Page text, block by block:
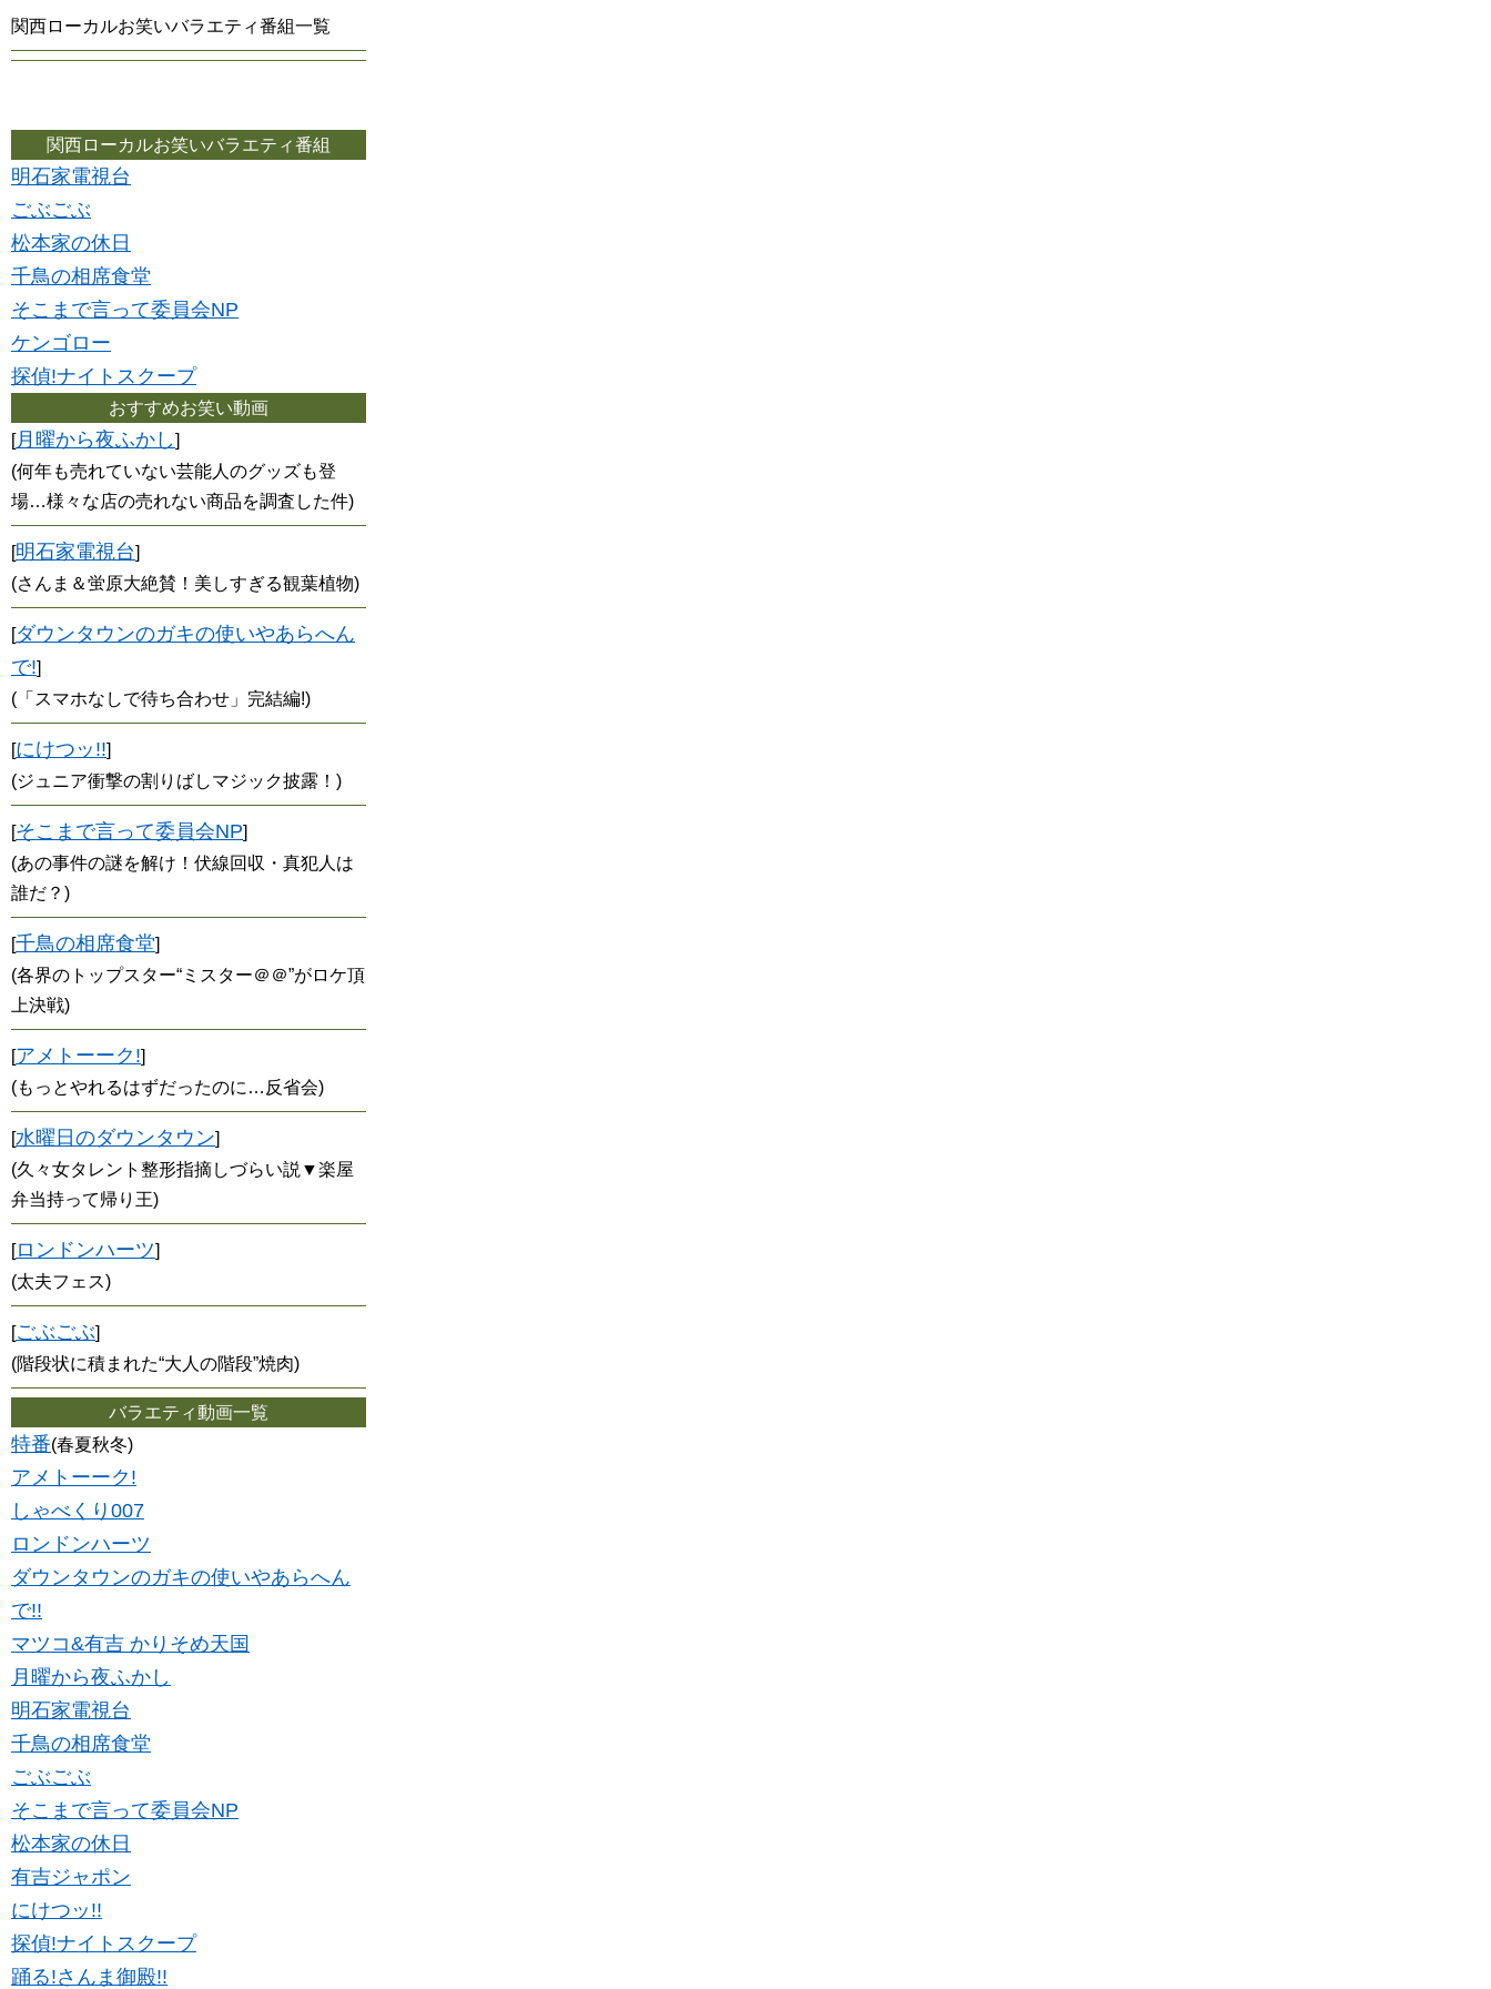
関西ローカルお笑いバラエティ番組一覧
関西ローカルお笑いバラエティ番組
明石家電視台
ごぶごぶ
松本家の休日
千鳥の相席食堂
そこまで言って委員会NP
ケンゴロー
探偵!ナイトスクープ
おすすめお笑い動画
[月曜から夜ふかし]
(何年も売れていない芸能人のグッズも登
場…様々な店の売れない商品を調査した件)
[明石家電視台]
(さんま＆蛍原大絶賛！美しすぎる観葉植物)
[ダウンタウンのガキの使いやあらへん
で!]
(「スマホなしで待ち合わせ」完結編!)
[にけつッ!!]
(ジュニア衝撃の割りばしマジック披露！)
[そこまで言って委員会NP]
(あの事件の謎を解け！伏線回収・真犯人は
誰だ？)
[千鳥の相席食堂]
(各界のトップスター“ミスター＠＠”がロケ頂
上決戦)
[アメトーーク!]
(もっとやれるはずだったのに…反省会)
[水曜日のダウンタウン]
(久々女タレント整形指摘しづらい説▼楽屋
弁当持って帰り王)
[ロンドンハーツ]
(太夫フェス)
[ごぶごぶ]
(階段状に積まれた“大人の階段”焼肉)
バラエティ動画一覧
特番(春夏秋冬)
アメトーーク!
しゃべくり007
ロンドンハーツ
ダウンタウンのガキの使いやあらへん
で!!
マツコ&有吉 かりそめ天国
月曜から夜ふかし
明石家電視台
千鳥の相席食堂
ごぶごぶ
そこまで言って委員会NP
松本家の休日
有吉ジャポン
にけつッ!!
探偵!ナイトスクープ
踊る!さんま御殿!!